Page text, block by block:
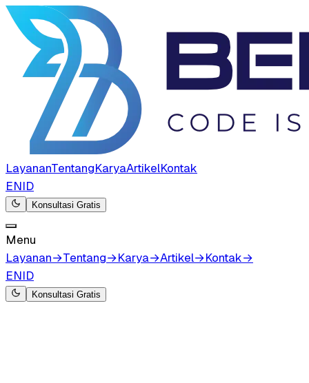
LayananTentangKaryaArtikelKontak
ENID
Konsultasi Gratis
Menu
Layanan→Tentang→Karya→Artikel→Kontak→
ENID
Konsultasi Gratis